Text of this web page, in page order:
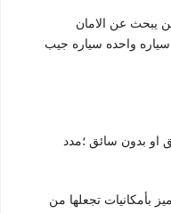
يبحث عن الامان
سياره واحده سياره جيب
بسائق او بدون سائق ؛مدد
بأمكانيات تجعلها من